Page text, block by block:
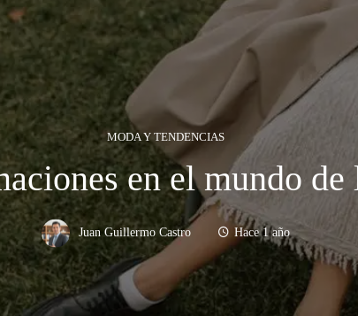
MODA Y TENDENCIAS
en el mundo de
Juan Guillermo Castro Hace 1 año